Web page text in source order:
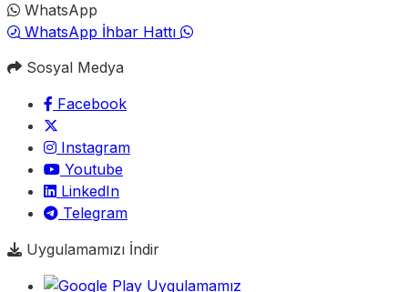
WhatsApp
WhatsApp İhbar Hattı
Sosyal Medya
Facebook
Instagram
Youtube
LinkedIn
Telegram
Uygulamamızı İndir